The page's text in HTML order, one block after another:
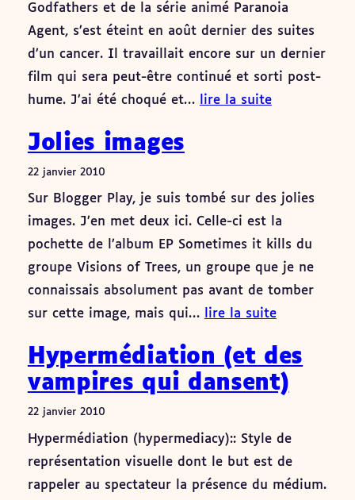
Godfathers et de la série animé Paranoia
Agent, s’est éteint en août dernier des suites
d’un cancer. Il travaillait encore sur un dernier
film qui sera peut-être continué et sorti post-
hume. J’ai été choqué et…
lire la suite
Jolies images
22 janvier 2010
Sur Blogger Play, je suis tombé sur des jolies
images. J’en met deux ici. Celle-ci est la
pochette de l’album EP Sometimes it kills du
groupe Visions of Trees, un groupe que je ne
connaissais absolument pas avant de tomber
sur cette image, mais qui…
lire la suite
Hypermédiation (et des
vampires qui dansent)
22 janvier 2010
Hypermédiation (hypermediacy):: Style de
représentation visuelle dont le but est de
rappeler au spectateur la présence du médium.